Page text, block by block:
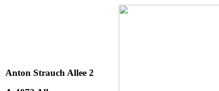
Anton Strauch Allee 2